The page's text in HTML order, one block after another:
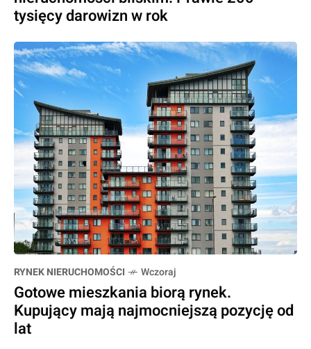
tysięcy darowizn w rok
RYNEK NIERUCHOMOŚCI Wczoraj
Gotowe mieszkania biorą rynek.
Kupujący mają najmocniejszą pozycję od
lat